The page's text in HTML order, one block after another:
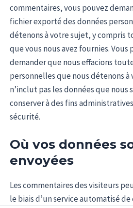
commentaires, vous pouvez
fichier exporté des données
détenons à votre sujet, y compris
que vous nous avez fournies.
demander que nous effacions
personnelles que nous détenons à
n’inclut pas les données que nous
conserver à des fins
sécurité.
Où vos données
envoyées
Les commentaires des visiteurs
le biais d’un service automatisé